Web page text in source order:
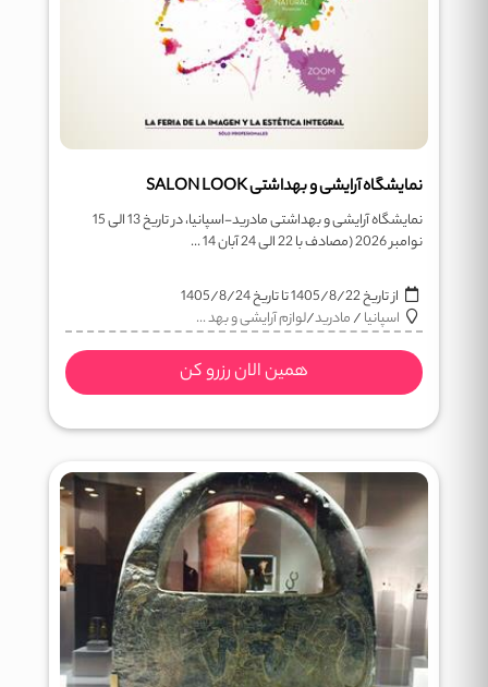
نمایشگاه آرایشی و بهداشتی SALON LOOK
نمایشگاه آرایشی و بهداشتی مادرید-اسپانیا، در تاریخ 13 الی 15
نوامبر 2026 (مصادف با 22 الی 24 آبان 14 ...
از تاریخ1405/8/22تا تاریخ1405/8/24
اسپانیا/مادرید/لوازم آرایشی و بهد ...
همین الان رزرو کن